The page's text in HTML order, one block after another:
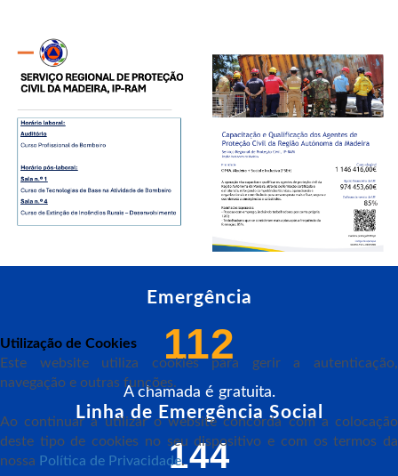
Emergência
112
A chamada é gratuita.
Linha de Emergência Social
144
Utilização de Cookies
Este website utiliza cookies para gerir a autenticação,
navegação e outras funções.
Ao continuar a utilizar o website concorda com a colocação
deste tipo de cookies no seu dispositivo e com os termos da
nossa Política de Privacidade.